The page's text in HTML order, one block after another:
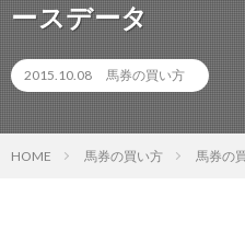
ースデータ
2015.10.08 馬券の買い方
HOME 馬券の買い方 馬券の